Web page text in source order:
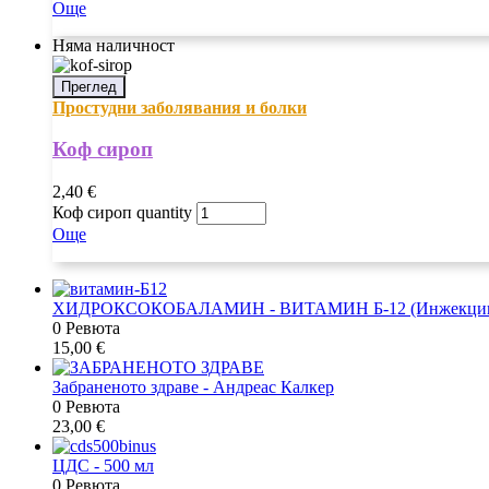
Още
Няма наличност
Преглед
Простудни заболявания и болки
Коф сироп
2,40 €
Коф сироп quantity
Още
ХИДРОКСОКОБАЛАМИН - ВИТАМИН Б-12
0 Ревюта
15,00 €
Забраненото здраве - Андреас Калкер
0 Ревюта
23,00 €
ЦДС - 500 мл
0 Ревюта